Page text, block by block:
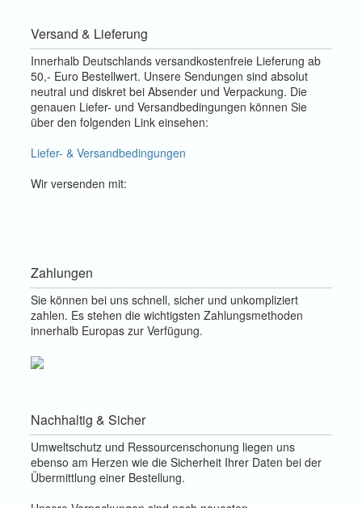
Versand & Lieferung
Innerhalb Deutschlands versandkostenfreie Lieferung ab
50,- Euro Bestellwert. Unsere Sendungen sind absolut
neutral und diskret bei Absender und Verpackung. Die
genauen Liefer- und Versandbedingungen können Sie
über den folgenden Link einsehen:
Liefer- & Versandbedingungen
Wir versenden mit:
Zahlungen
Sie können bei uns schnell, sicher und unkompliziert
zahlen. Es stehen die wichtigsten Zahlungsmethoden
innerhalb Europas zur Verfügung.
Nachhaltig & Sicher
Umweltschutz und Ressourcenschonung liegen uns
ebenso am Herzen wie die Sicherheit Ihrer Daten bei der
Übermittlung einer Bestellung.